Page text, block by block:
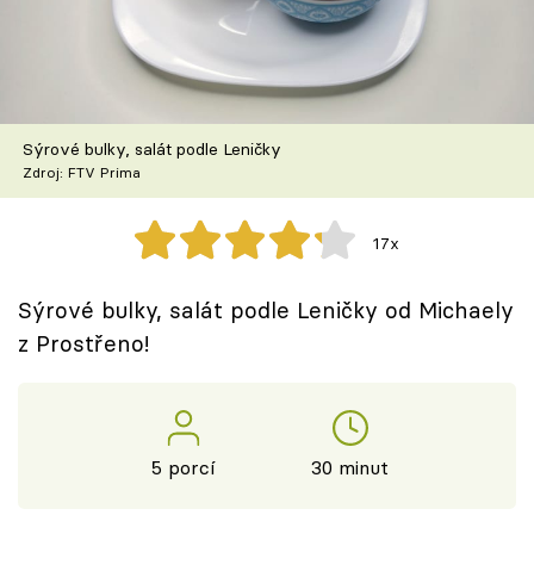
TV Program
Škola vaření
Recepty z TV
Speciál: Cuketa
Těhotnej kuchař
Sledujte prima+
Sýrové bulky, salát podle Leničky
Zdroj: FTV Prima
17x
Sýrové bulky, salát podle Leničky od Michaely
z Prostřeno!
5 porcí 30 minut